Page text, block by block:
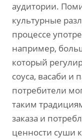
аудитории.
культурные
процессе
например,
который
соуса, васаби и
потребители
таким
заказа и
ценности суши